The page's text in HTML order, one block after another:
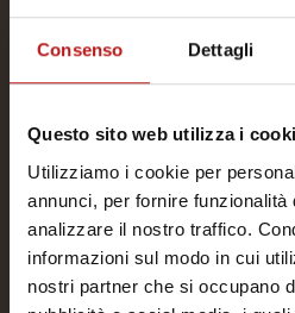
Consenso Dettagli
Questo sito web utilizza i
Utilizziamo i cookie per
annunci, per fornire
analizzare il nostro traffico.
informazioni sul modo in cui
nostri partner che si occupano